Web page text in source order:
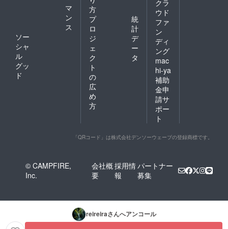
マ
ン
ス
ソー
シャ
ル
グッ
ド
方
プ
ロ
ジ
ェ
ク
ト
の
広
め
方
統
計
デ
ー
タ
クラ
ウド
ファ
ン
ディ
ング
mac
hi-ya
補助
金申
請サ
ポー
ト
「QRコード」は株式会社デンソーウェーブの登録商標です。
© CAMPFIRE,
Inc.
会社概
要
採用情
報
パートナー
募集
reireiraさんへアンコール